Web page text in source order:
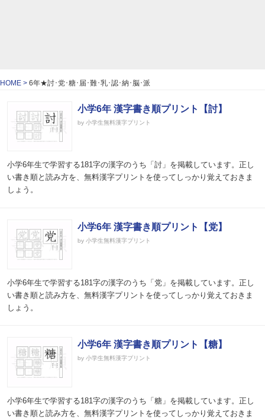
HOME 6年★討･党･糖･届･難･乳･認･納･脳･派
小学6年 漢字書き順プリント【討】
by 小学生無料漢字プリント
小学6年生で学習する181字の漢字のうち「討」を掲載しています。正し
い書き順と読み方を、無料漢字プリントを使ってしっかり覚えておきま
しょう。
小学6年 漢字書き順プリント【党】
by 小学生無料漢字プリント
小学6年生で学習する181字の漢字のうち「党」を掲載しています。正し
い書き順と読み方を、無料漢字プリントを使ってしっかり覚えておきま
しょう。
小学6年 漢字書き順プリント【糖】
by 小学生無料漢字プリント
小学6年生で学習する181字の漢字のうち「糖」を掲載しています。正し
い書き順と読み方を、無料漢字プリントを使ってしっかり覚えておきま